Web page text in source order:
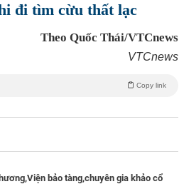
đi tìm cừu thất lạc
Theo Quốc Thái/VTCnews
VTCnews
Copy link
Viện bảo tàng,chuyên gia khảo cổ